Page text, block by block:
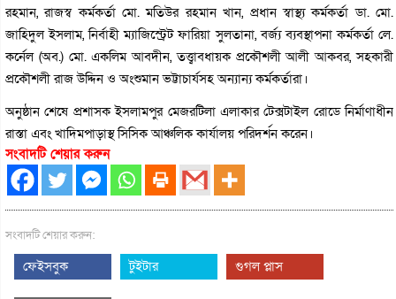
রহমান, রাজস্ব কর্মকর্তা মো. মতিউর রহমান খান, প্রধান স্বাস্থ্য কর্মকর্তা ডা. মো.
জাহিদুল ইসলাম, নির্বাহী ম্যাজিস্ট্রেট ফারিয়া সুলতানা, বর্জ্য ব্যবস্থাপনা কর্মকর্তা লে.
কর্নেল (অব.) মো. একলিম আবদীন, তত্ত্বাবধায়ক প্রকৌশলী আলী আকবর, সহকারী
প্রকৌশলী রাজ উদ্দিন ও অংশুমান ভট্টাচার্যসহ অন্যান্য কর্মকর্তারা।
অনুষ্ঠান শেষে প্রশাসক ইসলামপুর মেজরটিলা এলাকার টেক্সটাইল রোডে নির্মাণাধীন
রাস্তা এবং খাদিমপাড়াস্থ সিসিক আঞ্চলিক কার্যালয় পরিদর্শন করেন।
সংবাদটি শেয়ার করুন
সংবাদটি শেয়ার করুন:
ফেইসবুক টুইটার গুগল প্লাস